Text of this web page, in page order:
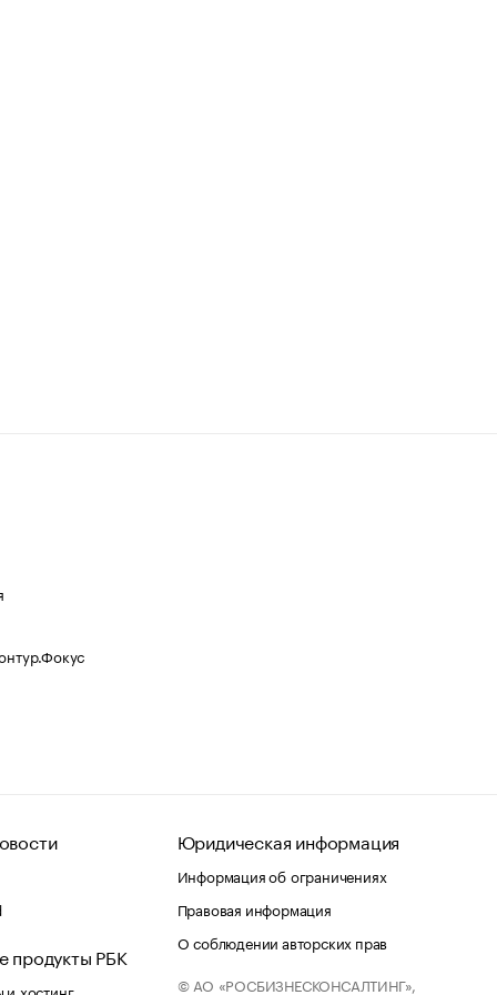
продукты РБК
хостинг
Юридическая информация
Информация об ограничениях
Правовая информация
О соблюдении авторских прав
© АО «РОСБИЗНЕСКОНСАЛТИНГ»,